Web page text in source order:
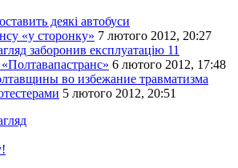
деякі автобуси
«у сторонку» 7 лютого 2012, 20:27
заборонив експлуатацію 11
6 лютого 2012, 17:48
во избежание травматизма
5 лютого 2012, 20:51